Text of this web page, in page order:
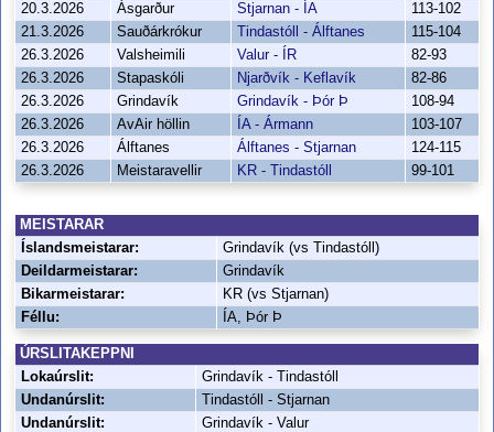
20.3.2026
Ásgarður Stjarnan - ÍA
113-102
21.3.2026
Sauðárkrókur Tindastóll - Álftanes
115-104
26.3.2026
Valsheimili Valur - ÍR
82-93
26.3.2026
Stapaskóli Njarðvík - Keflavík
82-86
26.3.2026
Grindavík Grindavík - Þór Þ
108-94
26.3.2026
AvAir höllin ÍA - Ármann
103-107
26.3.2026
Álftanes Álftanes - Stjarnan
124-115
26.3.2026
Meistaravellir KR - Tindastóll 99-101
MEISTARAR
Íslandsmeistarar:
Grindavík (vs Tindastóll)
Deildarmeistarar:
Grindavík
Bikarmeistarar:
KR (vs Stjarnan)
Féllu:
ÍA, Þór Þ
ÚRSLITAKEPPNI
Lokaúrslit:
Grindavík - Tindastóll
Undanúrslit:
Tindastóll - Stjarnan
Undanúrslit:
Grindavík - Valur